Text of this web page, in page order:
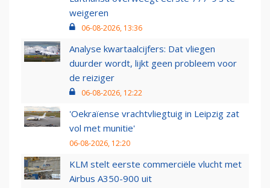
weigeren
06-08-2026, 13:36
Analyse kwartaalcijfers: Dat vliegen
duurder wordt, lijkt geen probleem voor
de reiziger
06-08-2026, 12:22
'Oekraïense vrachtvliegtuig in Leipzig zat
vol met munitie'
06-08-2026, 12:20
KLM stelt eerste commerciële vlucht met
Airbus A350-900 uit